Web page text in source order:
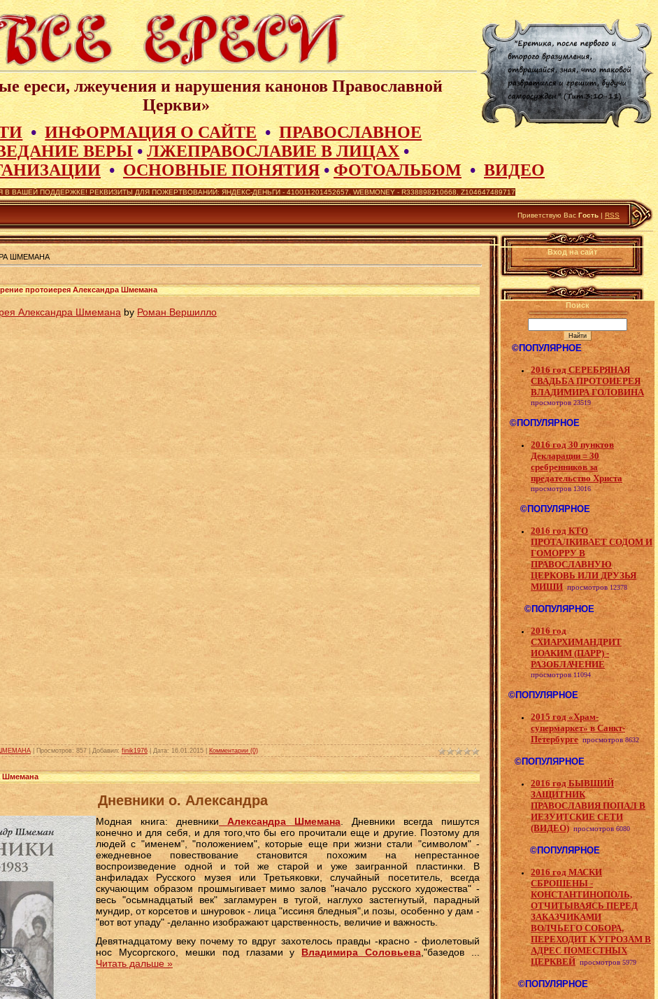
ереси, лжеучения и нарушения канонов Православной
Церкви»
• ИНФОРМАЦИЯ О САЙТЕ • ПРАВОСЛАВНОЕ
ВЕРЫ•ЛЖЕПРАВОСЛАВИЕ В ЛИЦАХ•
•ОСНОВНЫЕ ПОНЯТИЯ• ФОТОАЛЬБОМ• ВИДЕО
ВАШЕЙ ПОДДЕРЖКЕ! РЕКВИЗИТЫ ДЛЯ ПОЖЕРТВОВАНИЙ: ЯНДЕКС-ДЕНЬГИ - 410011201452657, WEBMONEY - R338898210668, Z104647489717
Приветствую Вас Гость | RSS
ШМЕМАНА
протоиерея Александра Шмемана
Александра Шмемана by Роман Вершилло
Просмотров: 857 Добавил: finik1976 Дата: 16.01.2015 Комментарии (0)
Шмемана
Дневники о. Александра
Модная книга: дневники Александра Шмемана. Дневники всегда пишутся
конечно и для себя, и для того,что бы его прочитали еще и другие. Поэтому для
людей с "именем", "положением", которые еще при жизни стали "символом" -
ежедневное повествование становится похожим на непрестанное
воспроизведение одной и той же старой и уже заигранной пластинки. В
анфиладах Русского музея или Третьяковки, случайный посетитель, всегда
скучающим образом прошмыгивает мимо залов "начало русского художества" -
весь "осьмнадцатый век" загламурен в тугой, наглухо застегнутый, парадный
мундир, от корсетов и шнуровок - лица "иссиня бледныя",и позы, особенно у дам -
"вот вот упаду" -деланно изображают царственность, величие и важность.
Девятнадцатому веку почему то вдруг захотелось правды -красно - фиолетовый
нос Мусоргского, мешки под глазами у Владимира Соловьева ,"базедов
Читать дальше »
Вход на сайт
Поиск
©ПОПУЛЯРНОЕ
2016 год СЕРЕБРЯНАЯ
СВАДЬБА ПРОТОИЕРЕЯ
ВЛАДИМИРА ГОЛОВИНА
просмотров 23519
©ПОПУЛЯРНОЕ
2016 год 30 пунктов
Декларации = 30
сребренников за
предательство Христа
просмотров 13016
©ПОПУЛЯРНОЕ
2016 год КТО
ПРОТАЛКИВАЕТ СОДОМ И
ГОМОРРУ В
ПРАВОСЛАВНУЮ
ЦЕРКОВЬ ИЛИ ДРУЗЬЯ
МИШИ просмотров 12378
©ПОПУЛЯРНОЕ
2016 год
СХИАРХИМАНДРИТ
ИОАКИМ (ПАРР) -
РАЗОБЛАЧЕНИЕ
просмотров 11094
©ПОПУЛЯРНОЕ
2015 год «Храм-
супермаркет» в Санкт-
Петербурге просмотров8632
©ПОПУЛЯРНОЕ
2016 год БЫВШИЙ
ЗАЩИТНИК
ПРАВОСЛАВИЯ ПОПАЛ В
ИЕЗУИТСКИЕ СЕТИ
(ВИДЕО) просмотров6080
©ПОПУЛЯРНОЕ
2016 год МАСКИ
СБРОШЕНЫ -
КОНСТАНТИНОПОЛЬ,
ОТЧИТЫВАЯСЬ ПЕРЕД
ЗАКАЗЧИКАМИ
ВОЛЧЬЕГО СОБОРА,
ПЕРЕХОДИТ К УГРОЗАМ В
АДРЕС ПОМЕСТНЫХ
ЦЕРКВЕЙ просмотров5979
©ПОПУЛЯРНОЕ